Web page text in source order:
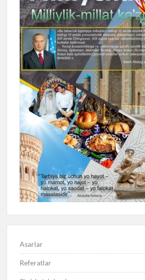
Asarlar
Referatlar